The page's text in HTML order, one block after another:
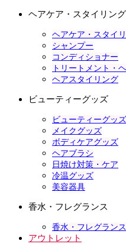
ヘアケア・スタイリング
ヘアケア・スタイ
シャンプー
コンディショナー
トリートメント・
ヘアスタイリング
ビューティーグッズ
ビューティーグッ
メイクグッズ
ボディケアグッズ
ヘアブラシ
日焼け対策・ケア
冷温グッズ
美容器具
香水・フレグランス
香水・フレグラン
アウトレット